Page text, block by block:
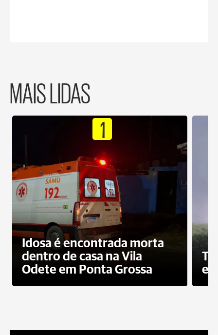
MAIS LIDAS
1
Idosa é encontrada morta
dentro de casa na Vila
Odete em Ponta Grossa
e